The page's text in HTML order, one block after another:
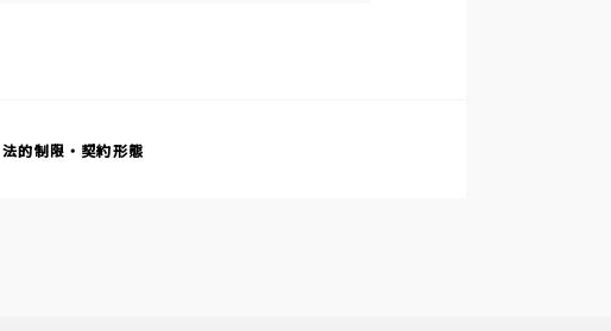
法的制限・契約形態